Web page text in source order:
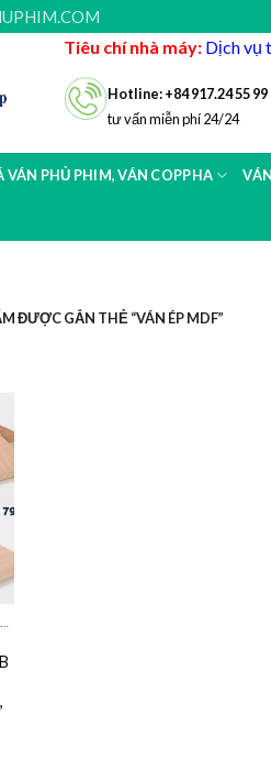
Tiêu chí nhà máy: Dịch vụ
Hotline: +84 917.24 55 99
tư vấn miễn phí 24/24
VÁN PHỦ PHIM, VÁN COPPHA
ĐƯỢC GẮN THẺ “VÁN ÉP MDF”